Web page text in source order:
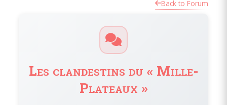
Back to Forum
Les clandestins du « Mille-
Plateaux »